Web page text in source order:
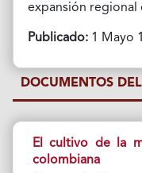
expansión regional
Publicado:1 Mayo
DOCUMENTOS
El cultivo de la
colombiana